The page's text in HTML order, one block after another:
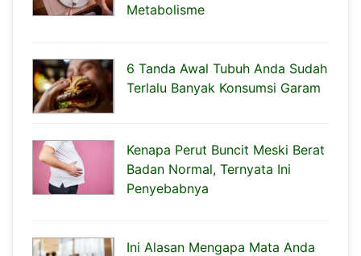
Metabolisme
6 Tanda Awal Tubuh Anda Sudah
Terlalu Banyak Konsumsi Garam
Kenapa Perut Buncit Meski Berat
Badan Normal, Ternyata Ini
Penyebabnya
Ini Alasan Mengapa Mata Anda